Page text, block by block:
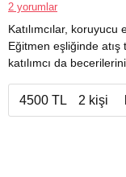
2 yorumlar
Katılımcılar, koruyucu
Eğitmen eşliğinde
katılımcı da
4500 TL 2 kişi